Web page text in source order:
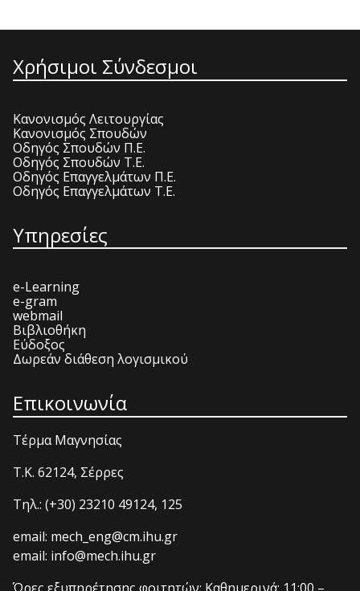
Χρήσιμοι Σύνδεσμοι
Κανονισμός Λειτουργίας
Κανονισμός Σπουδών
Οδηγός Σπουδών Π.Ε.
Οδηγός Σπουδών Τ.Ε.
Οδηγός Επαγγελμάτων Π.Ε.
Οδηγός Επαγγελμάτων Τ.Ε.
Υπηρεσίες
e-Learning
e-gram
webmail
Βιβλιοθήκη
Εύδοξος
Δωρεάν διάθεση λογισμικού
Επικοινωνία
Τέρμα Μαγνησίας
T.K. 62124, Σέρρες
Τηλ.: (+30) 23210 49124, 125
email: mech_eng@cm.ihu.gr
email: info@mech.ihu.gr